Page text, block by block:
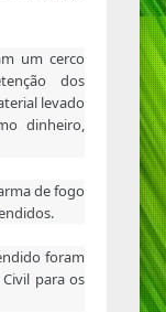
um cerco
dos
levado
dinheiro,
de fogo
foram
para os